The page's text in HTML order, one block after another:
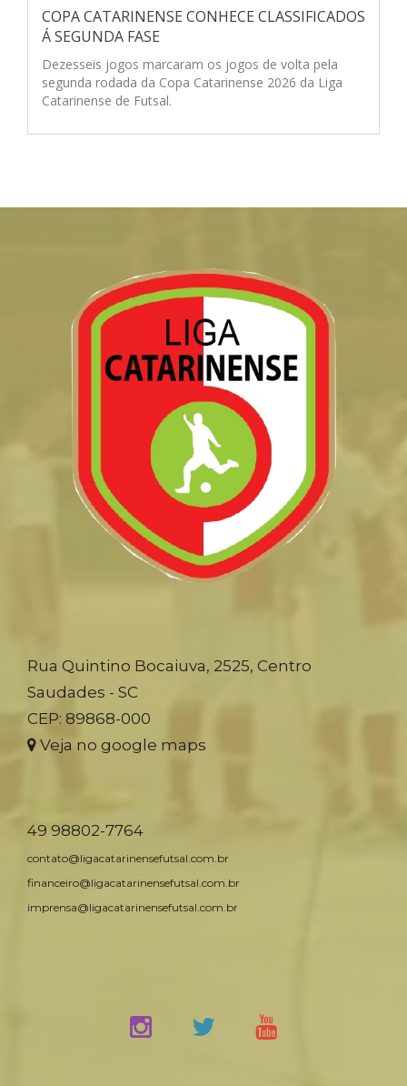
COPA CATARINENSE CONHECE CLASSIFICADOS
Á SEGUNDA FASE
Dezesseis jogos marcaram os jogos de volta pela
segunda rodada da Copa Catarinense 2026 da Liga
Catarinense de Futsal.
Rua Quintino Bocaiuva, 2525, Centro
Saudades - SC
CEP: 89868-000
Veja no google maps
49 98802-7764
contato@ligacatarinensefutsal.com.br
financeiro@ligacatarinensefutsal.com.br
imprensa@ligacatarinensefutsal.com.br